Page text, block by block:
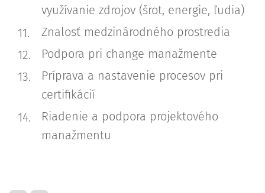
využívanie zdrojov (šrot, energie, ľudia)
Znalosť medzinárodného prostredia
Podpora pri change manažmente
Príprava a nastavenie procesov pri
certifikácií
Riadenie a podpora projektového
manažmentu